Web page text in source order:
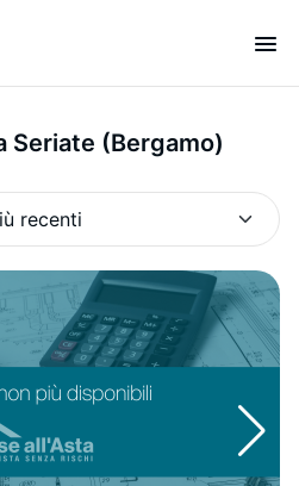
Seriate (Bergamo)